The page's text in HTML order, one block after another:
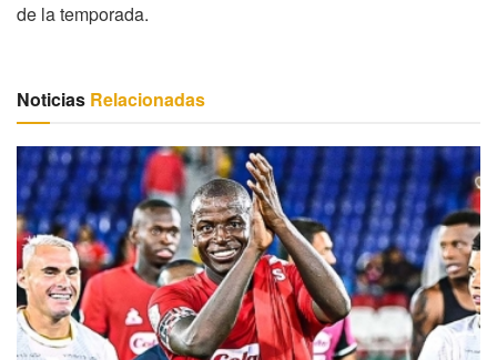
de la temporada.
Noticias Relacionadas